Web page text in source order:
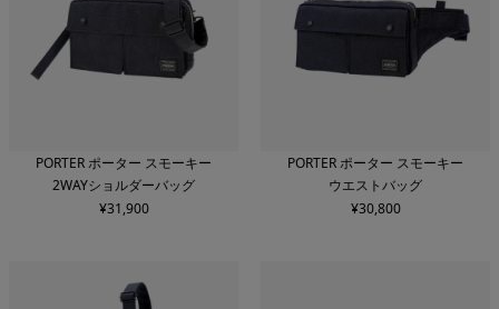
PORTER ポーター スモーキー
2WAYショルダーバッグ
¥31,900
PORTER ポーター スモーキー
ウエストバッグ
¥30,800